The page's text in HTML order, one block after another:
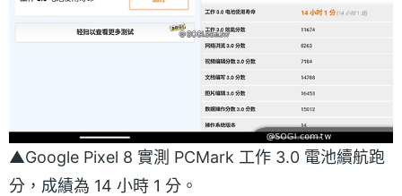
▲Google Pixel 8 實測 PCMark 工作 3.0 電池續航跑
分，成績為 14 小時 1 分。